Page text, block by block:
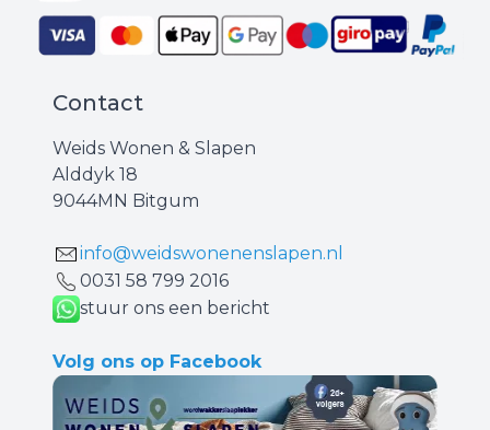
Contact
Weids Wonen & Slapen
Alddyk 18
9044MN Bitgum
info@weidswonenenslapen.nl
0031 ‪58 799 2016‬
stuur ons een bericht
Volg ons op Facebook